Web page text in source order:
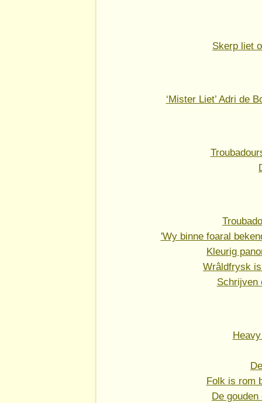
Skerp liet
‘Mister Liet’ Adri de
'Wy binne foaral
Kleurig
Wrâldfrysk
Schrijven
Folk is rom
De